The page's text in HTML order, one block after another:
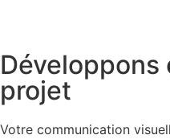
Développons
projet
Votre communication